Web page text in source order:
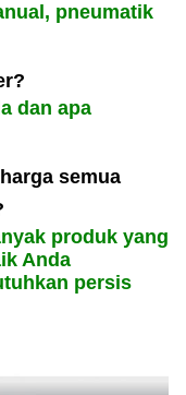
pneumatik
dan apa
semua
produk yang
Anda
persis